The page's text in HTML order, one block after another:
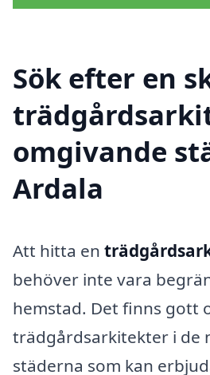
Sök efter en
omgivande
Ardala
Att hitta en
behöver inte vara
hemstad. Det finns gott
trädgårdsarkitekter i de
städerna som kan